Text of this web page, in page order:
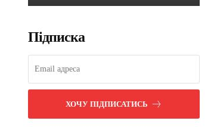
Підписка
ХОЧУ ПІДПИСАТИСЬ